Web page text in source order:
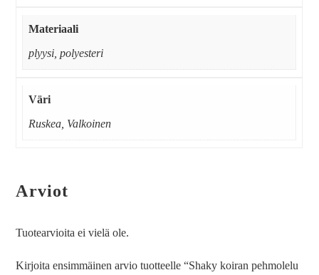
Materiaali
plyysi, polyesteri
Väri
Ruskea, Valkoinen
Arviot
Tuotearvioita ei vielä ole.
Kirjoita ensimmäinen arvio tuotteelle “Shaky koiran pehmolelu